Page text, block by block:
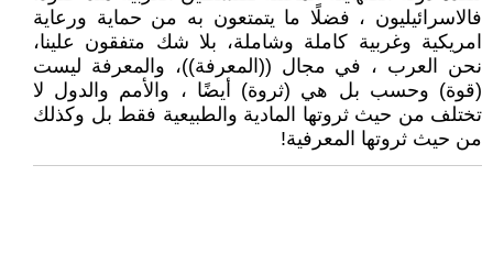
فالاسرائيليون ، فضلًا ما يتمتعون به من حماية ورعاية
امريكية وغربية كاملة وشاملة، بلا شك متفقون علينا،
نحن العرب ، في مجال ((المعرفة))، والمعرفة ليست
(قوة) وحسب بل هي (ثروة) أيضًا ، والأمم والدول لا
تختلف من حيث ثروتها المادية والطبيعية فقط بل وكذلك
من حيث ثروتها المعرفية!